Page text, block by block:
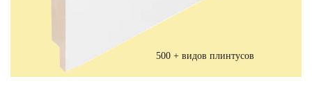
500 + видов плинтусов